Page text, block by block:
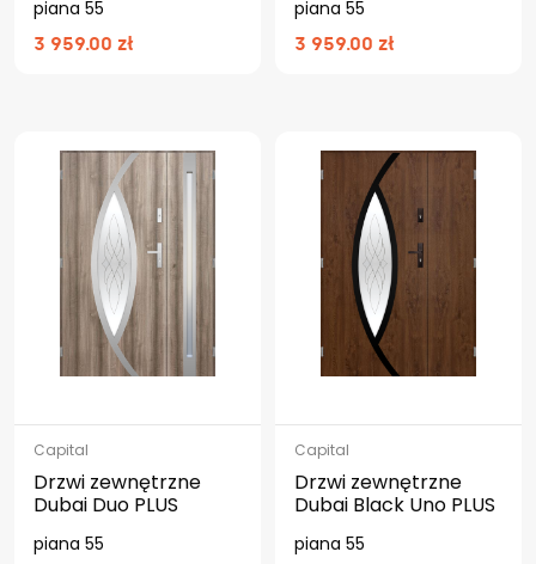
piana 55
3 959.00 zł
piana 55
3 959.00 zł
Capital
Drzwi zewnętrzne
Dubai Duo PLUS
piana 55
Capital
Drzwi zewnętrzne
Dubai Black Uno PLUS
piana 55